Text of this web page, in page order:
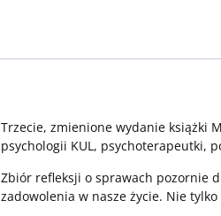
Trzecie, zmienione wydanie książki
psychologii KUL, psychoterapeutki,
Zbiór refleksji o sprawach pozornie
zadowolenia w nasze życie. Nie